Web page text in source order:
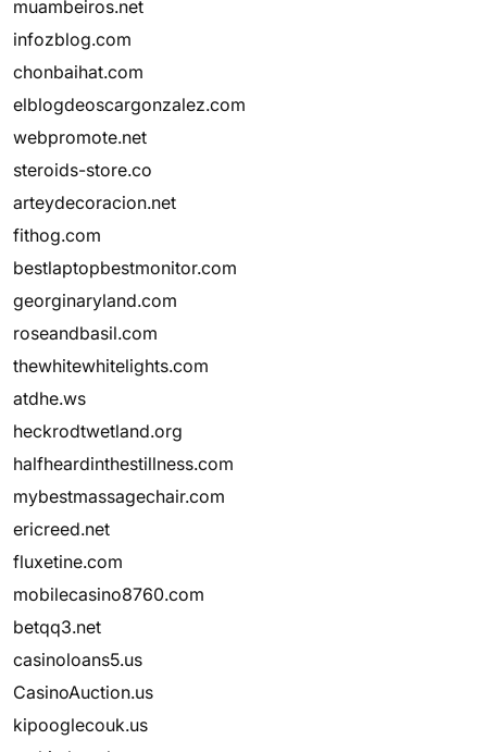
muambeiros.net
infozblog.com
chonbaihat.com
elblogdeoscargonzalez.com
webpromote.net
steroids-store.co
arteydecoracion.net
fithog.com
bestlaptopbestmonitor.com
georginaryland.com
roseandbasil.com
thewhitewhitelights.com
atdhe.ws
heckrodtwetland.org
halfheardinthestillness.com
mybestmassagechair.com
ericreed.net
fluxetine.com
mobilecasino8760.com
betqq3.net
casinoloans5.us
CasinoAuction.us
kipooglecouk.us